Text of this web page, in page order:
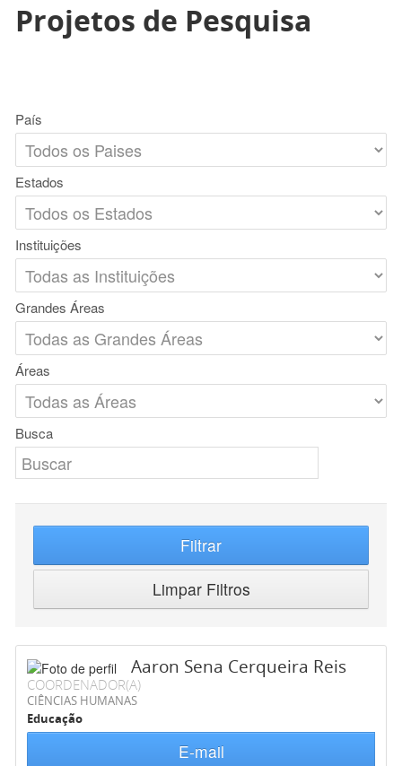
Projetos de Pesquisa
País
Estados
Instituições
Grandes Áreas
Áreas
Busca
Filtrar
Limpar Filtros
Aaron Sena Cerqueira Reis
COORDENADOR(A)
CIÊNCIAS HUMANAS
Educação
E-mail